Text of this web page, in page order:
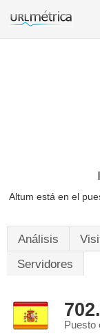
Altum está en el
Análisis
Servidores
Puesto